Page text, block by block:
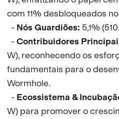
com 11% desbloqueados no
- Nós Guardiões: 5,1%
- Contribuidores
W), reconhecendo os
fundamentais para o
Wormhole.
- Ecossistema &
W) para promover o